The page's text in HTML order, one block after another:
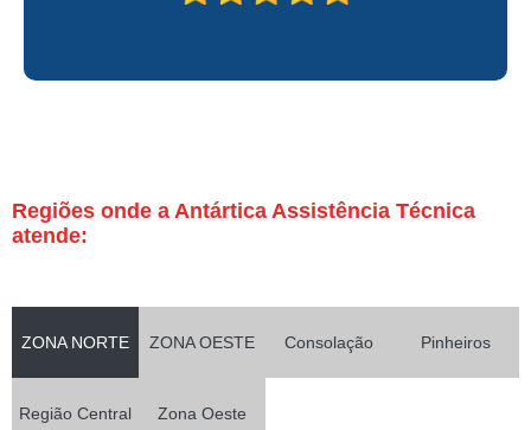
Regiões onde a Antártica Assistência Técnica
atende:
ZONA NORTE ZONA OESTE Consolação Pinheiros
Região Central Zona Oeste